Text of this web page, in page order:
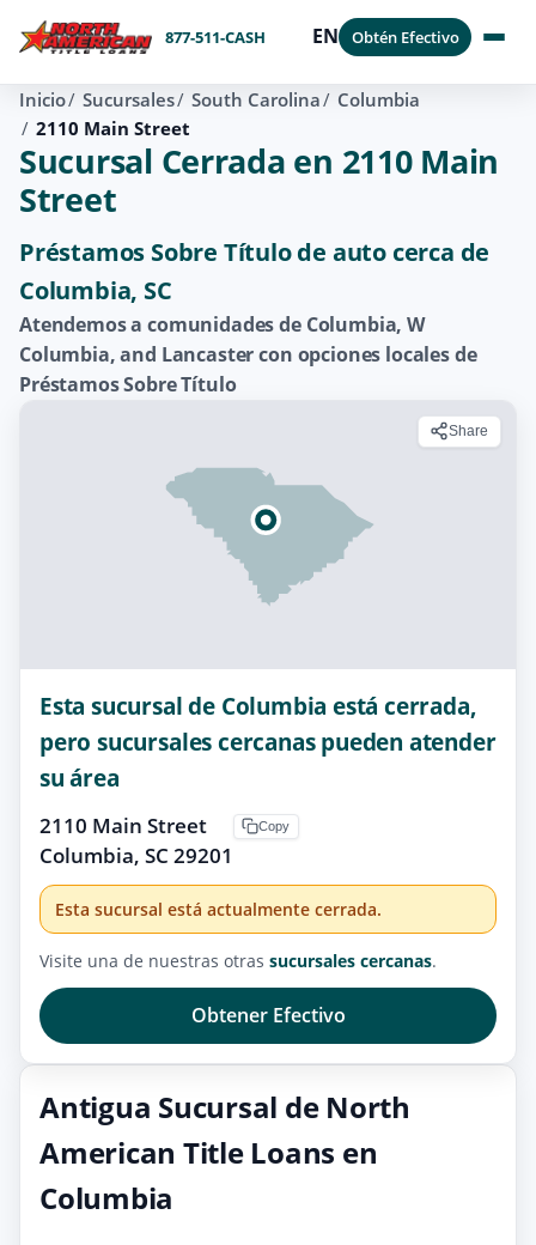
877-511-CASH EN Obtén Efectivo
Inicio Sucursales South Carolina
Columbia
2110 Main Street
Sucursal Cerrada en 2110 Main
Street
Préstamos Sobre Título de auto cerca de
Columbia, SC
Atendemos a comunidades de Columbia, W
Columbia, and Lancaster con opciones locales de
Préstamos Sobre Título
Share
Esta sucursal de Columbia está cerrada,
pero sucursales cercanas pueden atender
su área
2110 Main Street
Columbia, SC 29201
Copy
Esta sucursal está actualmente cerrada.
Visite una de nuestras otras sucursales cercanas.
Obtener Efectivo
Antigua Sucursal de North
American Title Loans en
Columbia